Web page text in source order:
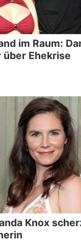
im Raum:
Ehekrise
Knox